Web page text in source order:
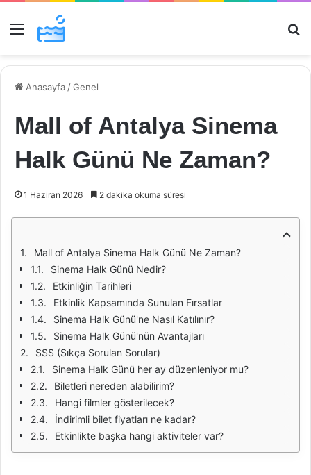
Menü
Anasayfa /Genel
Mall of Antalya Sinema
Halk Günü Ne Zaman?
1 Haziran 2026 2 dakika okuma süresi
Mall of Antalya Sinema Halk Günü Ne Zaman?
Sinema Halk Günü Nedir?
Etkinliğin Tarihleri
Etkinlik Kapsamında Sunulan Fırsatlar
Sinema Halk Günü'ne Nasıl Katılınır?
Sinema Halk Günü'nün Avantajları
SSS (Sıkça Sorulan Sorular)
Sinema Halk Günü her ay düzenleniyor mu?
Biletleri nereden alabilirim?
Hangi filmler gösterilecek?
İndirimli bilet fiyatları ne kadar?
Etkinlikte başka hangi aktiviteler var?